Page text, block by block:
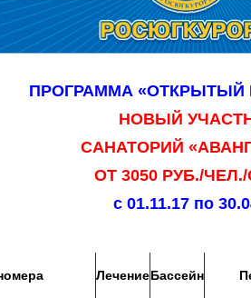
ПРОГРАММА «ОТКРЫТЫЙ
НОВЫЙ
САНАТОРИЙ «
ОТ 3050 РУБ./
с 01.11.17 по
ЛечениеБассейн